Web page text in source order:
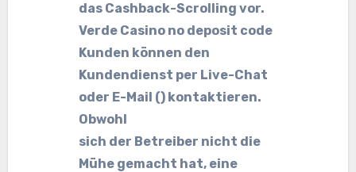
das Cashback-Scrolling vor.
Verde Casino no deposit code
Kunden können den
Kundendienst per Live-Chat
oder E-Mail () kontaktieren.
Obwohl
sich der Betreiber nicht die
Mühe gemacht hat, eine